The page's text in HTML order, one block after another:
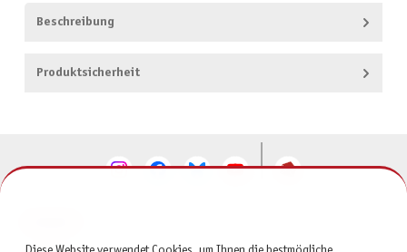
Beschreibung
Produktsicherheit